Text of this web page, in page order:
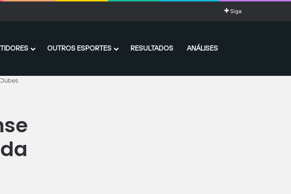
Siga
OUTROS ESPORTES RESULTADOS ANÁLISES